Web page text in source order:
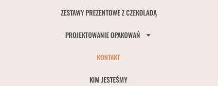
ZESTAWY PREZENTOWE Z CZEKOLADĄ
PROJEKTOWANIE OPAKOWAŃ
KONTAKT
KIM JESTEŚMY